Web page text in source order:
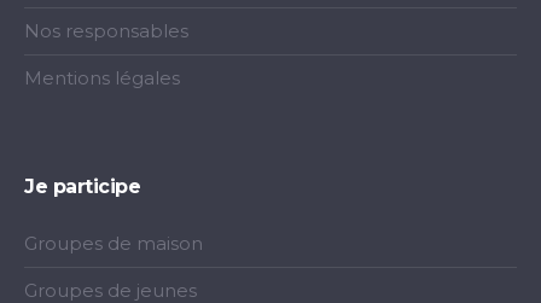
Nos responsables
Mentions légales
Je participe
Groupes de maison
Groupes de jeunes